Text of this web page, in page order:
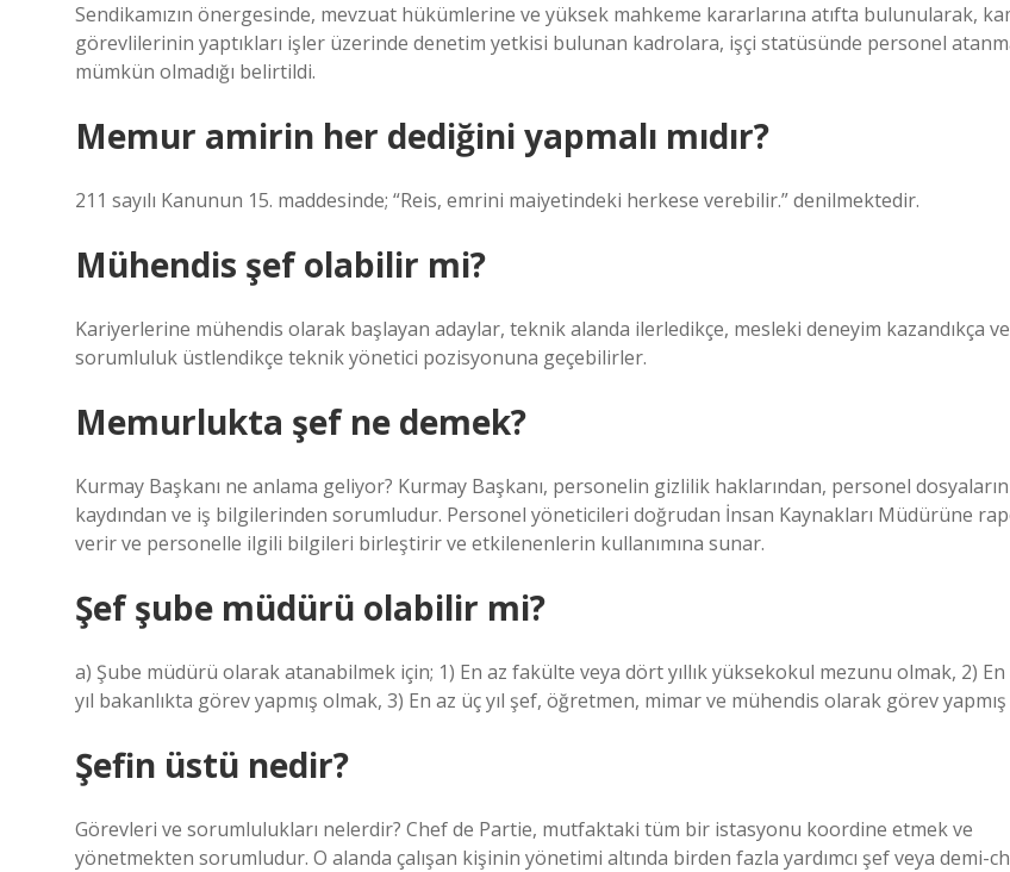
Sendikamızın önergesinde, mevzuat hükümlerine ve yüksek mahkeme kararlarına atıfta bulunularak,
görevlilerinin yaptıkları işler üzerinde denetim yetkisi bulunan kadrolara, işçi statüsünde personel
mümkün olmadığı belirtildi.
Memur amirin her dediğini yapmalı mıdır?
211 sayılı Kanunun 15. maddesinde; “Reis, emrini maiyetindeki herkese verebilir.” denilmektedir.
Mühendis şef olabilir mi?
Kariyerlerine mühendis olarak başlayan adaylar, teknik alanda ilerledikçe, mesleki deneyim kazandıkça ve
sorumluluk üstlendikçe teknik yönetici pozisyonuna geçebilirler.
Memurlukta şef ne demek?
Kurmay Başkanı ne anlama geliyor? Kurmay Başkanı, personelin gizlilik haklarından, personel
kaydından ve iş bilgilerinden sorumludur. Personel yöneticileri doğrudan İnsan Kaynakları Müdürüne
verir ve personelle ilgili bilgileri birleştirir ve etkilenenlerin kullanımına sunar.
Şef şube müdürü olabilir mi?
a) Şube müdürü olarak atanabilmek için; 1) En az fakülte veya dört yıllık yüksekokul mezunu olmak, 2) En
yıl bakanlıkta görev yapmış olmak, 3) En az üç yıl şef, öğretmen, mimar ve mühendis olarak görev
Şefin üstü nedir?
Görevleri ve sorumlulukları nelerdir? Chef de Partie, mutfaktaki tüm bir istasyonu koordine etmek ve
yönetmekten sorumludur. O alanda çalışan kişinin yönetimi altında birden fazla yardımcı şef veya demi-